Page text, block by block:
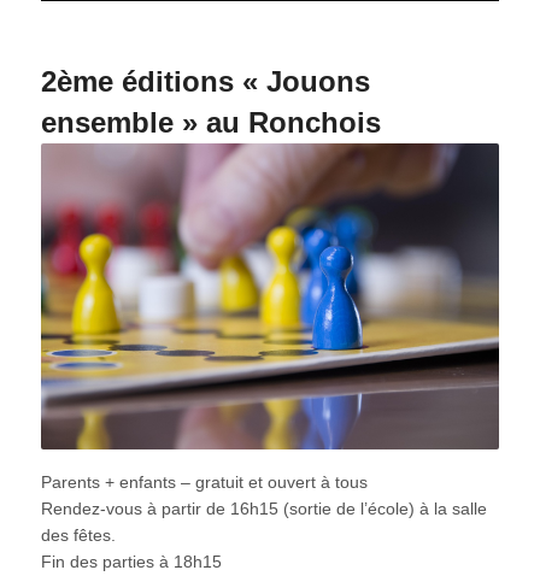
2ème éditions « Jouons
ensemble » au Ronchois
Parents + enfants – gratuit et ouvert à tous
Rendez-vous à partir de 16h15 (sortie de l’école) à la salle
des fêtes.
Fin des parties à 18h15